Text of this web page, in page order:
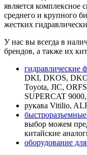
является комплексное
среднего и крупного
жестких
У нас вы всегда в
брендов, а также их
гидравлические
DKI, DKOS,
Toyota, JIC,
SUPERCAT
рукава Vitilio,
выбор можем
китайские
оборудование